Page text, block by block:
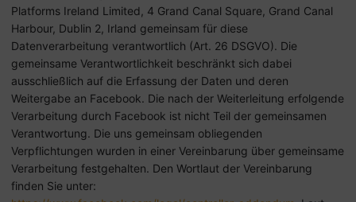
Platforms Ireland Limited, 4 Grand Canal Square, Grand Canal
Harbour, Dublin 2, Irland gemeinsam für diese
Datenverarbeitung verantwortlich (Art. 26 DSGVO). Die
gemeinsame Verantwortlichkeit beschränkt sich dabei
ausschließlich auf die Erfassung der Daten und deren
Weitergabe an Facebook. Die nach der Weiterleitung erfolgende
Verarbeitung durch Facebook ist nicht Teil der gemeinsamen
Verantwortung. Die uns gemeinsam obliegenden
Verpflichtungen wurden in einer Vereinbarung über gemeinsame
Verarbeitung festgehalten. Den Wortlaut der Vereinbarung
finden Sie unter: